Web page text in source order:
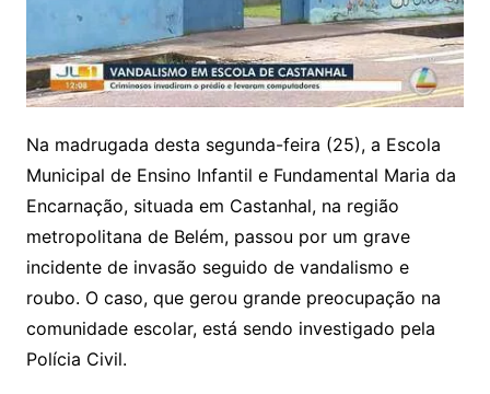
Na madrugada desta segunda-feira (25), a Escola
Municipal de Ensino Infantil e Fundamental Maria da
Encarnação, situada em Castanhal, na região
metropolitana de Belém, passou por um grave
incidente de invasão seguido de vandalismo e
roubo. O caso, que gerou grande preocupação na
comunidade escolar, está sendo investigado pela
Polícia Civil.